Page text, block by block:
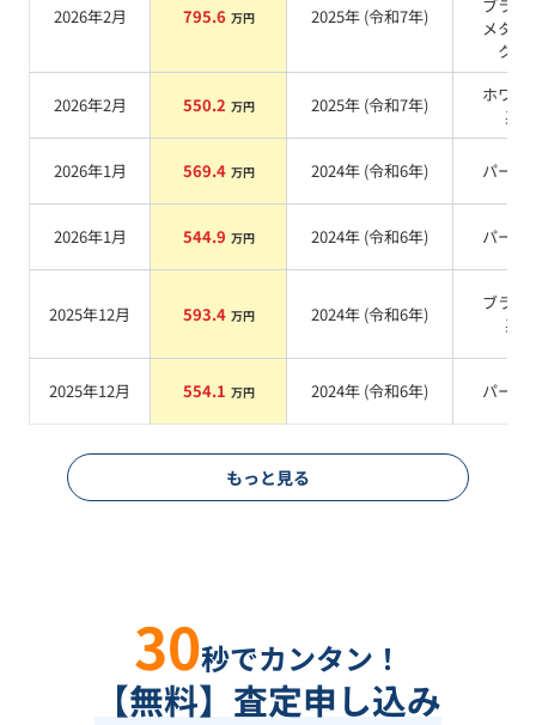
2026年2月 795.6 万円 2025年 (令和7年)
ブラッ
メタリ
ク
2026年2月 550.2 万円 2025年 (令和7年)
ホワイ
系
2026年1月 569.4 万円 2024年 (令和6年) パール
2026年1月 544.9 万円 2024年 (令和6年) パール
2025年12月 593.4 万円 2024年 (令和6年)
ブラッ
系
2025年12月 554.1 万円 2024年 (令和6年) パール
もっと見る
30秒でカンタン！
【無料】査定申し込み